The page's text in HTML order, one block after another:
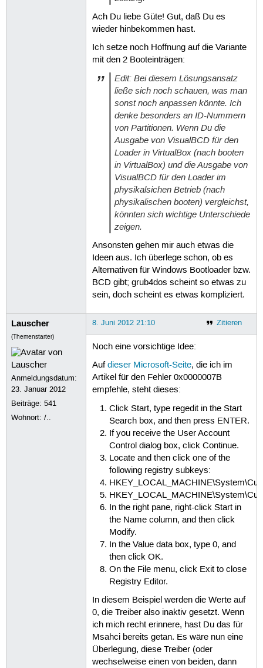
Ach Du liebe Güte! Gut, daß Du es
wieder hinbekommen hast.
Ich setze noch Hoffnung auf die Variante
mit den 2 Booteinträgen:
Edit: Bei diesem Lösungsansatz
ließe sich noch schauen, was man
sonst noch anpassen könnte. Ich
denke besonders an ID-Nummern
von Partitionen. Wenn Du die
Ausgabe von VisualBCD für den
Loader in VirtualBox (nach booten
in VirtualBox) und die Ausgabe von
VisualBCD für den Loader im
physikalsichen Betrieb (nach
physikalischen booten) vergleichst,
könnten sich wichtige Unterschiede
zeigen.
Ansonsten gehen mir auch etwas die
Ideen aus. Ich überlege schon, ob es
Alternativen für Windows Bootloader bzw.
BCD gibt; grub4dos scheint so etwas zu
sein, doch scheint es etwas kompliziert.
Lauscher
(Themenstarter)
Anmeldungsdatum:
23. Januar 2012
Beiträge:541
Wohnort: /..
Zitieren
8. Juni 2012 21:10
Noch eine vorsichtige Idee:
Aufdieser Microsoft-Seite, die ich im
Artikel für den Fehler 0x0000007B
empfehle, steht dieses:
Click Start, type regedit in the Start
Search box, and then press ENTER.
If you receive the User Account
Control dialog box, click Continue.
Locate and then click one of the
following registry subkeys:
In the right pane, right-click Start in
the Name column, and then click
Modify.
In the Value data box, type 0, and
then click OK.
On the File menu, click Exit to close
Registry Editor.
In diesem Beispiel werden die Werte auf
0, die Treiber also inaktiv gesetzt. Wenn
ich mich recht erinnere, hast Du das für
Msahci bereits getan. Es wäre nun eine
Überlegung, diese Treiber (oder
wechselweise einen von beiden, dann